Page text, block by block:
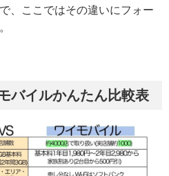
、ここではその違いにフォー
バイルかんたん比較表